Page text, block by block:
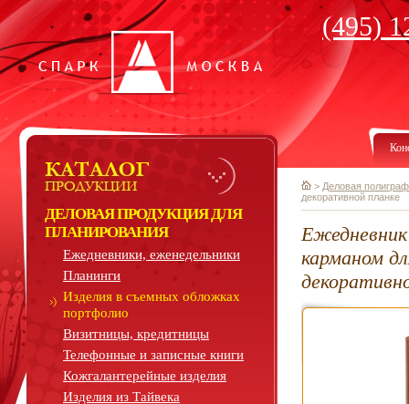
(495)
ДЕЛОВАЯ ПРОДУКЦИЯ ДЛЯ
ПЛАНИРОВАНИЯ
Ежедневники, еженедельники
Планинги
Изделия в съемных обложках
портфолио
Визитницы, кредитницы
Телефонные и записные книги
Кожгалантерейные изделия
Изделия из Тайвека
> Деловая
декоративной планке
карманом